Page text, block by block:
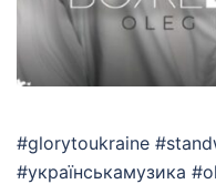
#glorytoukraine
#українськамузика